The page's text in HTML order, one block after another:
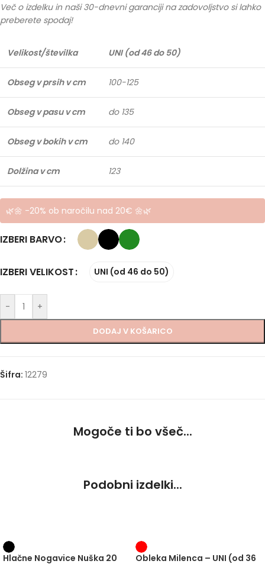
Več o izdelku in naši 30-dnevni garanciji na zadovoljstvo si lahko
preberete spodaj!
Velikost/številka UNI (od 46 do 50)
Obseg v prsih v cm 100-125
Obseg v pasu v cm do 135
Obseg v bokih v cm do 140
Dolžina v cm 123
🌿🌼 -20% ob naročilu nad 20€ 🌼🌿
IZBERI BARVO
IZBERI VELIKOST UNI (od 46 do 50)
- +
DODAJ V KOŠARICO
Šifra: 12279
Mogoče ti bo všeč...
Podobni izdelki...
Hlačne Nogavice Nuška 20
Obleka Milenca – UNI (od 36